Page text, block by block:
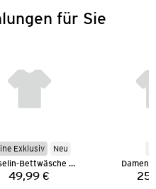
für Sie
Exklusiv
Neu
Musselin-Bettwäsche 135 x 200 cm
Preis:
49,99 €
Damen